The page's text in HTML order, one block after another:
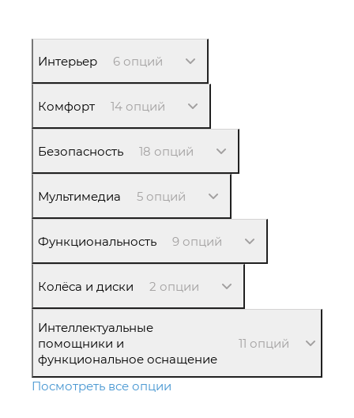
Интерьер 6 опций
Комфорт 14 опций
Безопасность 18 опций
Мультимедиа 5 опций
Функциональность 9 опций
Колёса и диски 2 опции
Интеллектуальные
помощники и
функциональное оснащение
11 опций
Посмотреть все опции